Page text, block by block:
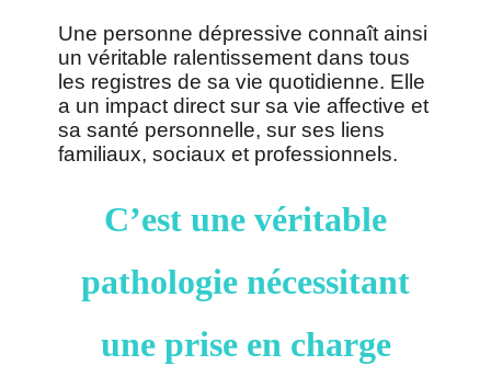
Une personne dépressive connaît ainsi
un véritable ralentissement dans tous
les registres de sa vie quotidienne. Elle
a un impact direct sur sa vie affective et
sa santé personnelle, sur ses liens
familiaux, sociaux et professionnels.
C’est une véritable
pathologie nécessitant
une prise en charge